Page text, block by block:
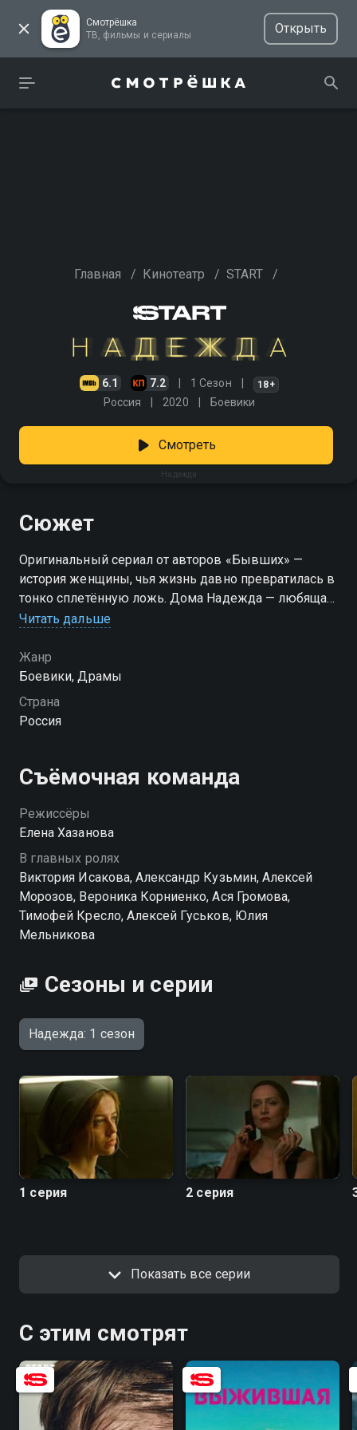
Смотрёшка
ТВ, фильмы и сериалы
Открыть
Главная / Кинотеатр / START /
6.1 7.2 1 Сезон 18+
Россия 2020 Боевики
Надежда
Смотреть
Сюжет
Оригинальный сериал от авторов «Бывших» —
история женщины, чья жизнь давно превратилась в
тонко сплетённую ложь. Дома Надежда — любящая
жена и мама, а за порогом — хладнокровный
оставили в наследство 90-е, разделив всё на «до» и
«после». Но сколько можно играть две роли?
Наступает момент, когда героиня решает расставить
точки — и понять, кем она готова быть на самом
смотрите онлайн в хорошем качестве.
Читать дальше
Жанр
Боевики, Драмы
Страна
Россия
Съёмочная команда
Режиссёры
Елена Хазанова
В главных ролях
Виктория Исакова, Александр Кузьмин, Алексей
Морозов, Вероника Корниенко, Ася Громова,
Тимофей Кресло, Алексей Гуськов, Юлия
Мельникова
Сезоны и серии
Надежда: 1 сезон
1 серия 2 серия
Показать все серии
С этим смотрят